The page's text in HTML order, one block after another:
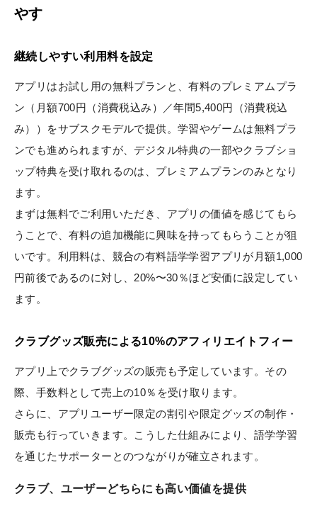
やす
継続しやすい利用料を設定
アプリはお試し用の無料プランと、有料のプレミアムプラ
ン（月額700円（消費税込み）／年間5,400円（消費税込
み））をサブスクモデルで提供。学習やゲームは無料プラ
ンでも進められますが、デジタル特典の一部やクラブショ
ップ特典を受け取れるのは、プレミアムプランのみとなり
ます。
まずは無料でご利用いただき、アプリの価値を感じてもら
うことで、有料の追加機能に興味を持ってもらうことが狙
いです。利用料は、競合の有料語学学習アプリが月額1,000
円前後であるのに対し、20%〜30％ほど安価に設定してい
ます。
クラブグッズ販売による10%のアフィリエイトフィー
アプリ上でクラブグッズの販売も予定しています。その
際、手数料として売上の10％を受け取ります。
さらに、アプリユーザー限定の割引や限定グッズの制作・
販売も行っていきます。こうした仕組みにより、語学学習
を通じたサポーターとのつながりが確立されます。
クラブ、ユーザーどちらにも高い価値を提供